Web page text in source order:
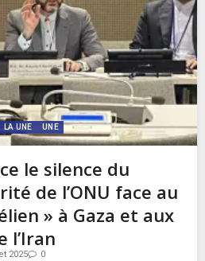
LA UNE UNE
le silence du
de l’ONU face au
» à Gaza et aux
l’Iran
2025 0